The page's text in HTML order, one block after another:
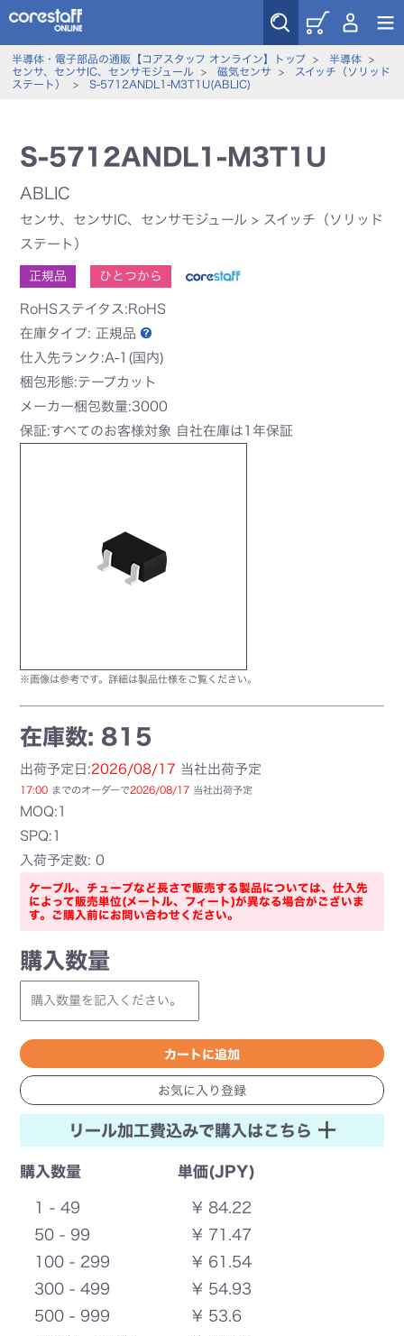
半導体・電子部品の通販【コアスタッフ オンライン】トップ> 半導体>
センサ、センサIC、センサモジュール> 磁気センサ >
スイッチ（ソリッド
ステート）
> S-5712ANDL1-M3T1U(ABLIC)
S-5712ANDL1-M3T1U
ABLIC
センサ、センサIC、センサモジュール > スイッチ（ソリッド
ステート）
正規品 ひとつから
RoHSステイタス:RoHS
在庫タイプ: 正規品
仕入先ランク:A-1(国内)
梱包形態:テープカット
メーカー梱包数量:3000
保証:すべてのお客様対象 自社在庫は1年保証
※画像は参考です。詳細は製品仕様をご覧ください。
在庫数: 815
出荷予定日:2026/08/17 当社出荷予定
17:00 までのオーダーで2026/08/17 当社出荷予定
MOQ:1
SPQ:1
入荷予定数: 0
ケーブル、チューブなど長さで販売する製品については、仕入先
によって販売単位(メートル、フィート)が異なる場合がございま
す。ご購入前にお問い合わせください。
購入数量
リール加工費込みで購入はこちら
購入数量 単価(JPY)
1 - 49
¥ 84.22
50 - 99
¥ 71.47
100 - 299
¥ 61.54
300 - 499
¥ 54.93
500 - 999
¥ 53.6